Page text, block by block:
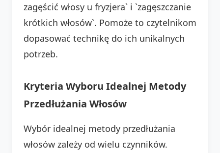
zagęścić włosy u fryzjera` i `zagęszczanie
krótkich włosów`. Pomoże to czytelnikom
dopasować technikę do ich unikalnych
potrzeb.
Kryteria Wyboru Idealnej Metody
Przedłużania Włosów
Wybór idealnej metody przedłużania
włosów zależy od wielu czynników.